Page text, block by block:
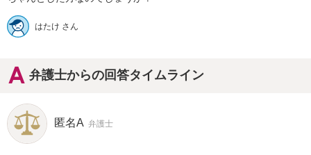
はたけ さん
弁護士からの回答タイムライン
匿名A 弁護士